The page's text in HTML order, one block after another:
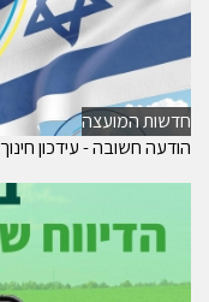
חדשות המועצה
הודעה חשובה - עידכון חינוך